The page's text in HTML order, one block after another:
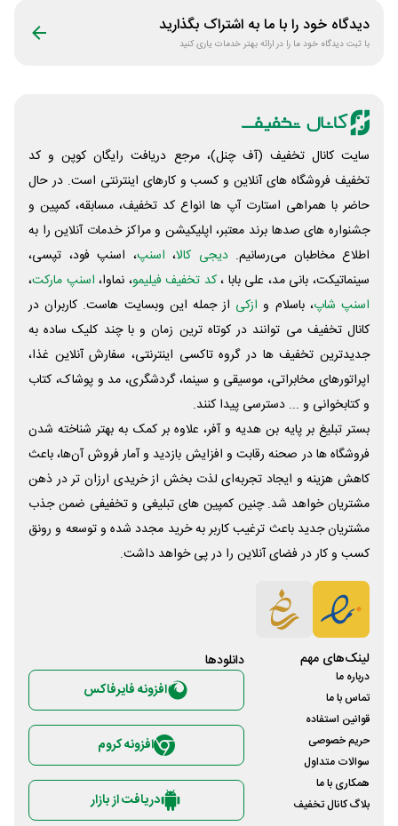
دیدگاه خود را با ما به اشتراک بگذارید
با ثبت دیدگاه خود ما را در ارائه بهتر خدمات یاری کنید
سایت کانال تخفیف (آف چنل)، مرجع دریافت رایگان کوپن و کد
تخفیف فروشگاه های آنلاین و کسب و‌ کارهای اینترنتی است. در حال
حاضر با همراهی استارت آپ ها انواع کد تخفیف، مسابقه، کمپین و
جشنواره های صدها برند معتبر، اپلیکیشن و مراکز خدمات آنلاین را به
اطلاع مخاطبان می‌رسانیم. دیجی کالا، اسنپ، اسنپ فود، تپسی،
سینماتیکت، بانی مد، علی‌ بابا ،کد تخفیف فیلیمو، نماوا، اسنپ مارکت،
اسنپ شاپ، باسلام و ازکی از جمله این وبسایت ‌هاست. کاربران در
کانال تخفیف می توانند در کوتاه ترین زمان و با چند کلیک ساده به
جدیدترین تخفیف ها در گروه تاکسی اینترنتی، سفارش آنلاین غذا،
اپراتورهای مخابراتی، موسیقی و سینما، گردشگری، مد و پوشاک، کتاب
و کتابخوانی و ... دسترسی پیدا کنند.
بستر تبلیغ بر پایه بن هدیه و آفر، علاوه بر کمک به بهتر شناخته شدن
فروشگاه ها در صحنه رقابت و افزایش بازدید و آمار فروش آن‌ها، باعث
کاهش هزینه و ایجاد تجربه‌ای لذت بخش از خریدی ارزان تر در ذهن
مشتریان خواهد شد. چنین کمپین های تبلیغی و تخفیفی ضمن جذب
مشتریان جدید باعث ترغیب کاربر به خرید مجدد شده و توسعه و رونق
کسب و کار در فضای آنلاین را در پی خواهد داشت.
لینک‌های مهم
درباره ما
تماس با ما
قوانین استفاده
حریم خصوصی
سوالات متداول
همکاری با ما
بلاگ کانال تخفیف
دانلود‌ها
افزونه فایرفاکس
افزونه کروم
دریافت از بازار